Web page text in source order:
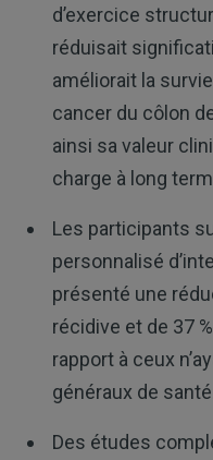
d’exercice
réduisait
améliorait la
cancer du côlon
ainsi sa valeur
charge à long
Les participants
personnalisé
présenté une
récidive et de 37
rapport à ceux
généraux de
Des études